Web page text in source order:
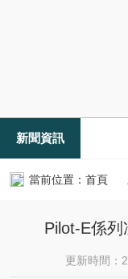
新聞資訊
當前位置： 首頁
Pilot-E係
更新時間：